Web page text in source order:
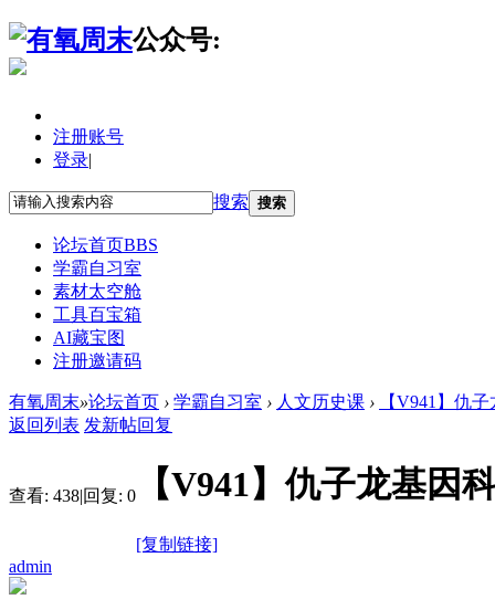
公众号:
注册账号
登录|
搜索 搜索
论坛首页BBS
学霸自习室
素材太空舱
工具百宝箱
AI藏宝图
注册邀请码
有氧周末»论坛首页 › 学霸自习室 › 人文历史课 ›
【V941】仇
返回列表 发新帖回复
查看: 438|回复: 0 【V941】仇子龙基因
[复制链接]
admin